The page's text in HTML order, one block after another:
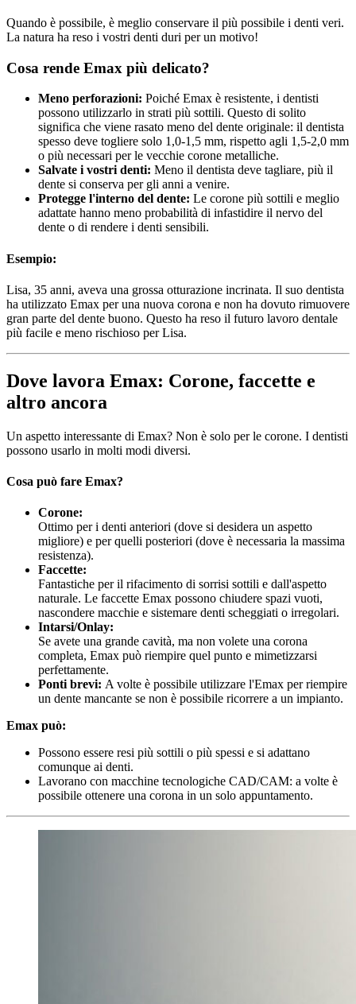
Quando è possibile, è meglio conservare il più possibile i denti veri.
La natura ha reso i vostri denti duri per un motivo!
Cosa rende Emax più delicato?
Meno perforazioni: Poiché Emax è resistente, i dentisti
possono utilizzarlo in strati più sottili. Questo di solito
significa che viene rasato meno del dente originale: il dentista
spesso deve togliere solo 1,0-1,5 mm, rispetto agli 1,5-2,0 mm
o più necessari per le vecchie corone metalliche.
Salvate i vostri denti: Meno il dentista deve tagliare, più il
dente si conserva per gli anni a venire.
Protegge l'interno del dente: Le corone più sottili e meglio
adattate hanno meno probabilità di infastidire il nervo del
dente o di rendere i denti sensibili.
Esempio:
Lisa, 35 anni, aveva una grossa otturazione incrinata. Il suo dentista
ha utilizzato Emax per una nuova corona e non ha dovuto rimuovere
gran parte del dente buono. Questo ha reso il futuro lavoro dentale
più facile e meno rischioso per Lisa.
Dove lavora Emax: Corone, faccette e
altro ancora
Un aspetto interessante di Emax? Non è solo per le corone. I dentisti
possono usarlo in molti modi diversi.
Cosa può fare Emax?
Corone:
Ottimo per i denti anteriori (dove si desidera un aspetto
migliore) e per quelli posteriori (dove è necessaria la massima
resistenza).
Faccette:
Fantastiche per il rifacimento di sorrisi sottili e dall'aspetto
naturale. Le faccette Emax possono chiudere spazi vuoti,
nascondere macchie e sistemare denti scheggiati o irregolari.
Intarsi/Onlay:
Se avete una grande cavità, ma non volete una corona
completa, Emax può riempire quel punto e mimetizzarsi
perfettamente.
Ponti brevi: A volte è possibile utilizzare l'Emax per riempire
un dente mancante se non è possibile ricorrere a un impianto.
Emax può:
Possono essere resi più sottili o più spessi e si adattano
comunque ai denti.
Lavorano con macchine tecnologiche CAD/CAM: a volte è
possibile ottenere una corona in un solo appuntamento.